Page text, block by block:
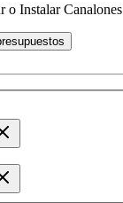
o Instalar Canalones